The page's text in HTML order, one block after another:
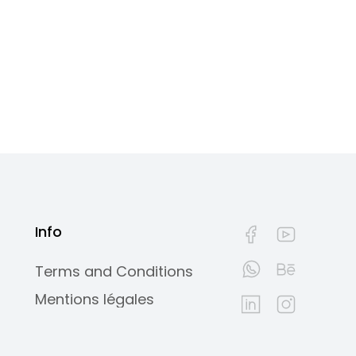
Info
Terms and Conditions
Mentions légales